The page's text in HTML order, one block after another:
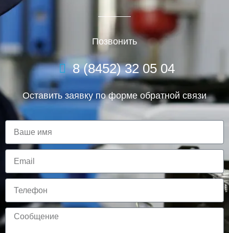
Позвонить
8 (8452) 32 05 04
Оставить заявку по форме обратной связи